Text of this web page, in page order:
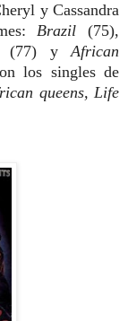
y Cassandra
Brazil(75),
(77) yAfrican
los singles de
queens, Life